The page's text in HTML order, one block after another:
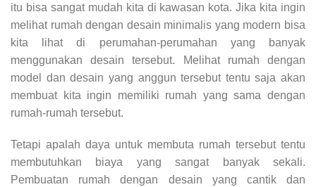
itu bisa sangat mudah kita di kawasan kota. Jika kita ingin
melihat rumah dengan desain minimalis yang modern bisa
kita lihat di perumahan-perumahan yang banyak
menggunakan desain tersebut. Melihat rumah dengan
model dan desain yang anggun tersebut tentu saja akan
membuat kita ingin memiliki rumah yang sama dengan
rumah-rumah tersebut.
Tetapi apalah daya untuk membuta rumah tersebut tentu
membutuhkan biaya yang sangat banyak sekali.
Pembuatan rumah dengan desain yang cantik dan